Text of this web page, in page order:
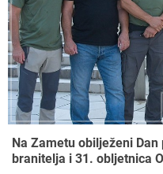
Na Zametu obilježeni
branitelja i 31. obljetnica